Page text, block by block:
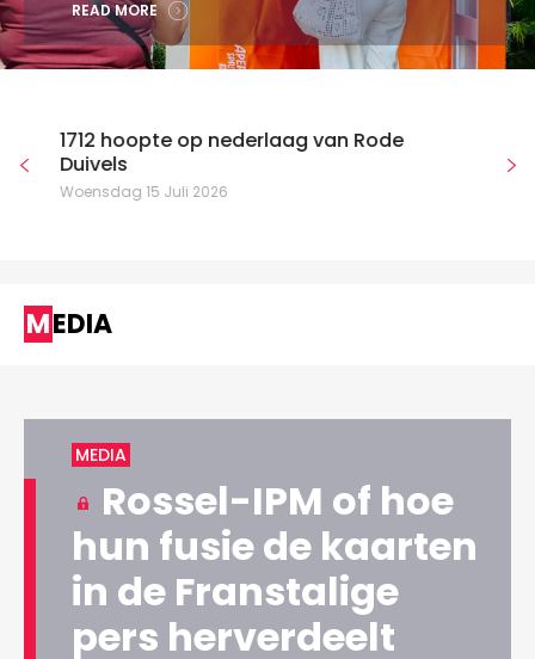
READ MORE
1712 hoopte op nederlaag van Rode
Duivels
Woensdag 15 Juli 2026
MEDIA
MEDIA
Rossel-IPM of hoe
hun fusie de kaarten
in de Franstalige
pers herverdeelt